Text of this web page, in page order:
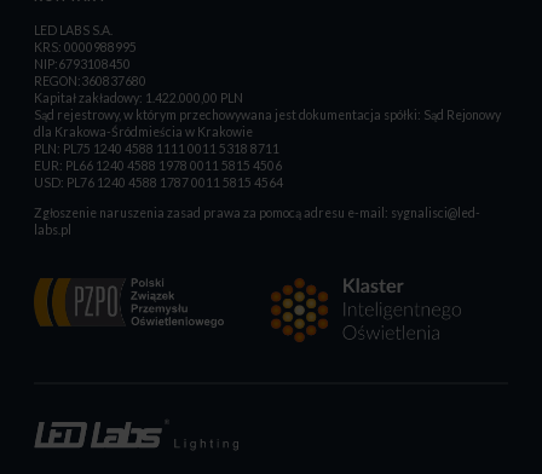
LED LABS S.A.
KRS: 0000988995
NIP:6793108450
REGON:360837680
Kapitał zakładowy: 1.422.000,00 PLN
Sąd rejestrowy, w którym przechowywana jest dokumentacja spółki: Sąd Rejonowy
dla Krakowa-Śródmieścia w Krakowie
PLN: PL75 1240 4588 1111 0011 5318 8711
EUR: PL66 1240 4588 1978 0011 5815 4506
USD: PL76 1240 4588 1787 0011 5815 4564
Zgłoszenie naruszenia zasad prawa za pomocą adresu e-mail: sygnalisci@led-
labs.pl